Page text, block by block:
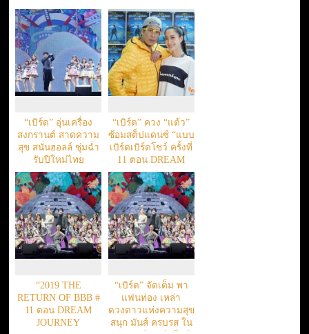
ตามคำขอ
“เบิร์ด” อุ่นเครื่อง
สงกรานต์ สาดความ
สุข สนั่นฮอลล์ ชุ่มฉ่ำ
รับปีใหม่ไทย
“เบิร์ด” ควง “แต้ว”
ซ้อมสต็ปแดนซ์ “แบบ
เบิร์ดเบิร์ดโชว์ ครั้งที่
11 ตอน DREAM
JOURNEY
RESTAGE”
“2019 THE
RETURN OF BBB #
11 ตอน DREAM
JOURNEY
“เบิร์ด” จัดเต็ม พา
แฟนท่อง เหล่า
ดวงดาวแห่งความสุข
สนุก มันส์ ครบรส ใน